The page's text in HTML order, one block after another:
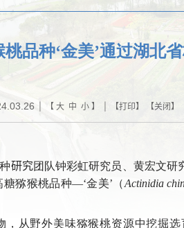
品种‘金美’通过湖北
| 【 大 中 小】 | 【打印】 【关闭】
研究团队钟彩虹研究员、黄宏文研
猕猴桃品种—‘金美’（Actinidia
从野外美味猕猴桃资源中挖掘选